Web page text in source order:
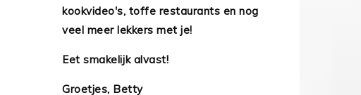
kookvideo's, toffe restaurants en nog
veel meer lekkers met je!
Eet smakelijk alvast!
Groetjes, Betty